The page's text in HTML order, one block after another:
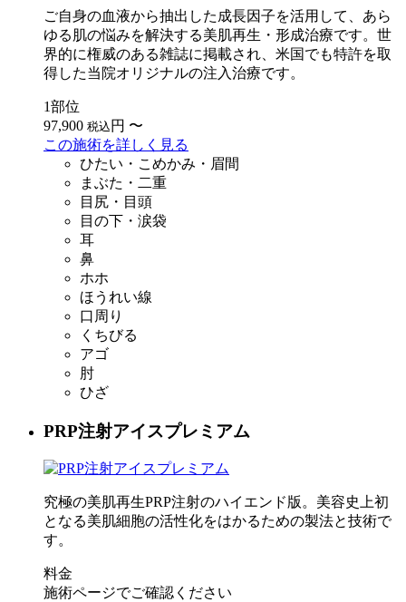
ご自身の血液から抽出した成長因子を活用して、あら
ゆる肌の悩みを解決する美肌再生・形成治療です。世
界的に権威のある雑誌に掲載され、米国でも特許を取
得した当院オリジナルの注入治療です。
1部位
97,900 税込 円 〜
この施術を詳しく見る
ひたい・こめかみ・眉間
まぶた・二重
目尻・目頭
目の下・涙袋
耳
鼻
ホホ
ほうれい線
口周り
くちびる
アゴ
肘
ひざ
PRP注射アイスプレミアム
究極の美肌再生PRP注射のハイエンド版。美容史上初
となる美肌細胞の活性化をはかるための製法と技術で
す。
料金
施術ページでご確認ください